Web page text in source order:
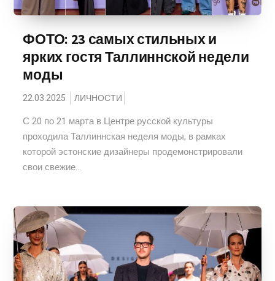
ФОТО: 23 самых стильных и
ярких гостя Таллиннской недели
моды
22.03.2025 ЛИЧНОСТИ
С 20 по 21 марта в Центре русской культуры
проходила Таллиннская неделя моды, в рамках
которой эстонские дизайнеры продемонстрировали
свои свежие...